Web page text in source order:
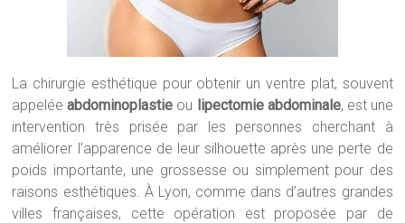
La chirurgie esthétique pour obtenir un ventre plat, souvent
appeléeabdominoplastie ou lipectomie abdominale, est une
intervention très prisée par les personnes cherchant à
améliorer l’apparence de leur silhouette après une perte de
poids importante, une grossesse ou simplement pour des
raisons esthétiques. À Lyon, comme dans d’autres grandes
villes françaises, cette opération est proposée par de